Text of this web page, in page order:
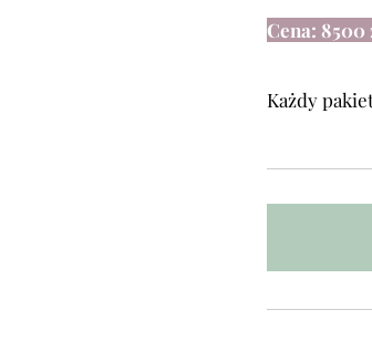
Cena: 8500
Każdy